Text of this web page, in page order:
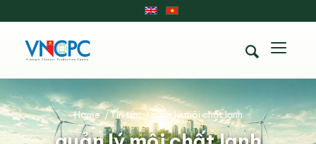
Home /Tin tức /quản lý môi chất lạnh